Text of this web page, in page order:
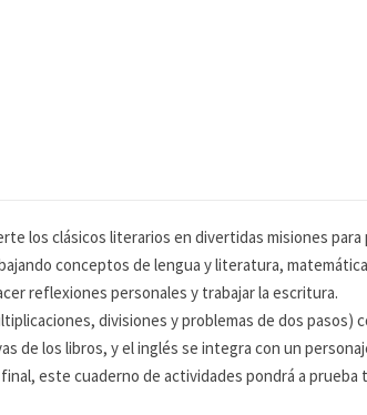
los clásicos literarios en divertidas misiones
conceptos de lengua y literatura,
reflexiones personales y trabajar la escritura.
divisiones y problemas de dos pasos)
de los libros, y el inglés se integra con un
este cuaderno de actividades pondrá a